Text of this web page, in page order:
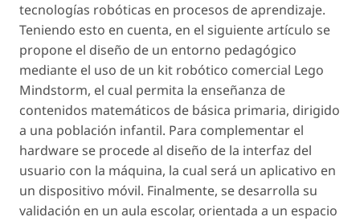
tecnologías robóticas en procesos de aprendizaje.
Teniendo esto en cuenta, en el siguiente artículo se
propone el diseño de un entorno pedagógico
mediante el uso de un kit robótico comercial Lego
Mindstorm, el cual permita la enseñanza de
contenidos matemáticos de básica primaria, dirigido
a una población infantil. Para complementar el
hardwarese procede al diseño de la interfaz del
usuario con la máquina, la cual será un aplicativo en
un dispositivo móvil. Finalmente, se desarrolla su
validación en un aula escolar, orientada a un espacio